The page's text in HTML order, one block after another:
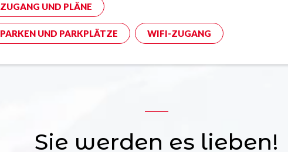
ZUGANG UND PLÄNE
PARKEN UND PARKPLÄTZE WIFI-ZUGANG
Sie werden es lieben!